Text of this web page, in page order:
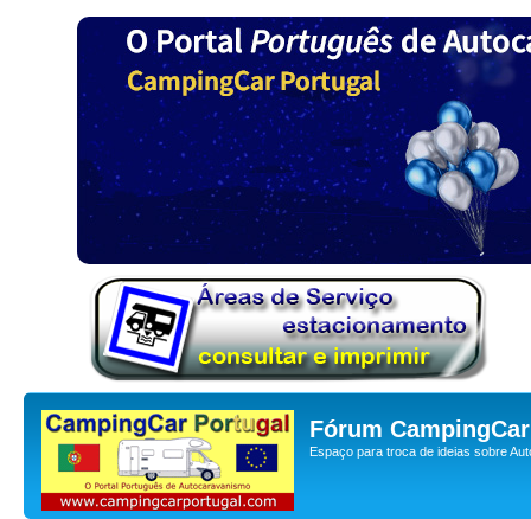
Fórum
Espaço para troca de ideias sobre